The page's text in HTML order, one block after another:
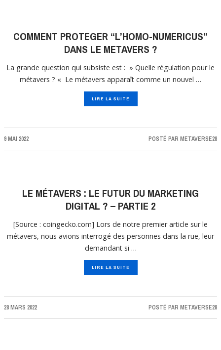
COMMENT PROTEGER “L’HOMO-NUMERICUS”
DANS LE METAVERS ?
La grande question qui subsiste est : » Quelle régulation pour le
métavers ? « Le métavers apparaît comme un nouvel …
LIRE LA SUITE
9 MAI 2022 POSTÉ PAR METAVERSE28
LE MÉTAVERS : LE FUTUR DU MARKETING
DIGITAL ? – PARTIE 2
[Source : coingecko.com] Lors de notre premier article sur le
métavers, nous avions interrogé des personnes dans la rue, leur
demandant si …
LIRE LA SUITE
28 MARS 2022 POSTÉ PAR METAVERSE28